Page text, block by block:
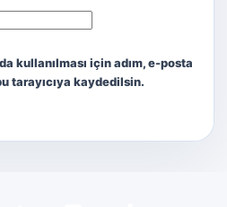
kullanılması için adım, e-posta
tarayıcıya kaydedilsin.